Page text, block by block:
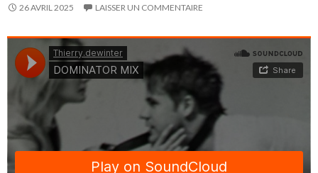
26 AVRIL 2025 LAISSER UN COMMENTAIRE